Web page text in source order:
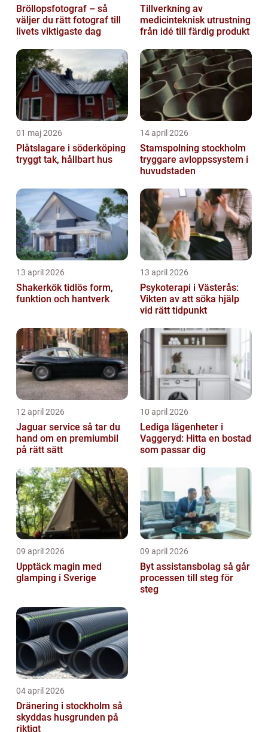
Bröllopsfotograf – så
väljer du rätt fotograf till
livets viktigaste dag
Tillverkning av
medicinteknisk utrustning
från idé till färdig produkt
01 maj 2026
Plåtslagare i söderköping
tryggt tak, hållbart hus
14 april 2026
Stamspolning stockholm
tryggare avloppssystem i
huvudstaden
13 april 2026
Shakerkök tidlös form,
funktion och hantverk
13 april 2026
Psykoterapi i Västerås:
Vikten av att söka hjälp
vid rätt tidpunkt
12 april 2026
Jaguar service så tar du
hand om en premiumbil
på rätt sätt
10 april 2026
Lediga lägenheter i
Vaggeryd: Hitta en bostad
som passar dig
09 april 2026
Upptäck magin med
glamping i Sverige
09 april 2026
Byt assistansbolag så går
processen till steg för
steg
04 april 2026
Dränering i stockholm så
skyddas husgrunden på
riktigt